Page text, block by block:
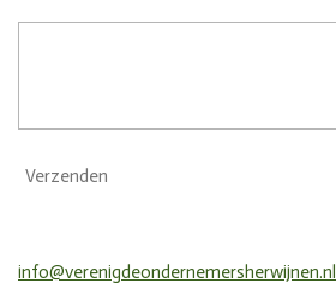
Verzenden
info@verenigdeondernemersherwijnen.nl